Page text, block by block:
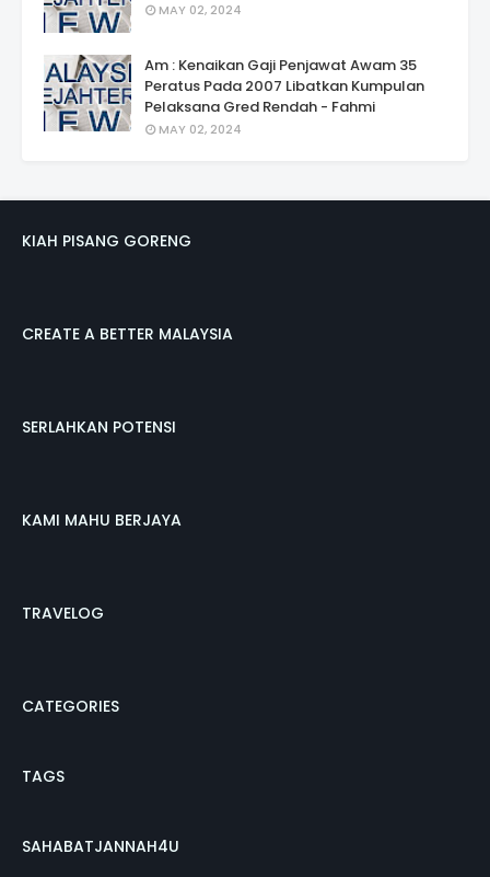
MAY 02, 2024
Am : Kenaikan Gaji Penjawat Awam 35
Peratus Pada 2007 Libatkan Kumpulan
Pelaksana Gred Rendah - Fahmi
MAY 02, 2024
KIAH PISANG GORENG
CREATE A BETTER MALAYSIA
SERLAHKAN POTENSI
KAMI MAHU BERJAYA
TRAVELOG
CATEGORIES
TAGS
SAHABATJANNAH4U